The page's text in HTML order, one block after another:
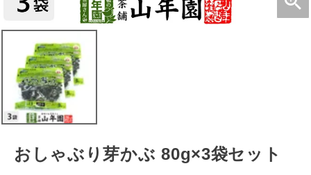
おしゃぶり芽かぶ 80g×3袋セット